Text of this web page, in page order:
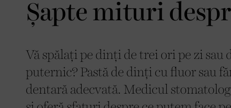
Șapte mituri
Vă spălați pe dinți de trei ori pe zi sau
puternic? Pastă de dinți cu fluor sau
dentară adecvată. Medicul